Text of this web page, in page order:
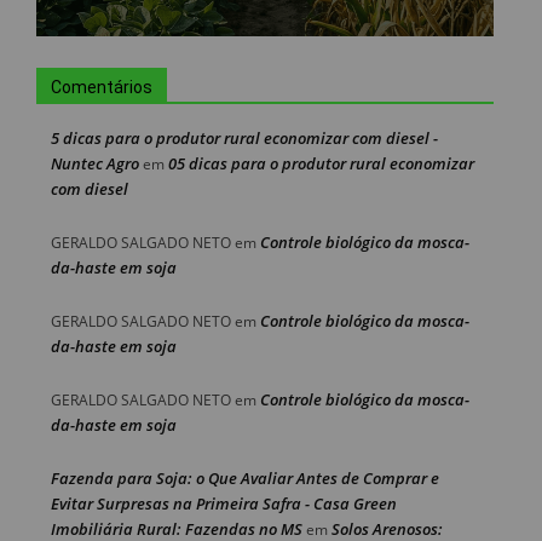
Comentários
5 dicas para o produtor rural economizar com diesel -
Nuntec Agroem 05 dicas para o produtor rural economizar
com diesel
GERALDO SALGADO NETOem Controle biológico da mosca-
da-haste em soja
GERALDO SALGADO NETOem Controle biológico da mosca-
da-haste em soja
GERALDO SALGADO NETOem Controle biológico da mosca-
da-haste em soja
Fazenda para Soja: o Que Avaliar Antes de Comprar e
Evitar Surpresas na Primeira Safra - Casa Green
Imobiliária Rural: Fazendas no MSem Solos Arenosos: